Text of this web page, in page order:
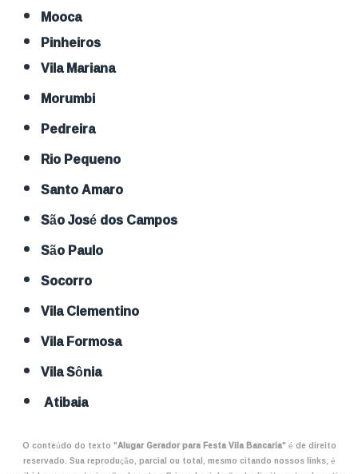
Mooca
Pinheiros
Vila Mariana
Morumbi
Pedreira
Rio Pequeno
Santo Amaro
São José dos Campos
São Paulo
Socorro
Vila Clementino
Vila Formosa
Vila Sônia
Atibaia
O conteúdo do texto "Alugar Gerador para Festa Vila Bancaria" é de direito
reservado. Sua reprodução, parcial ou total, mesmo citando nossos links, é